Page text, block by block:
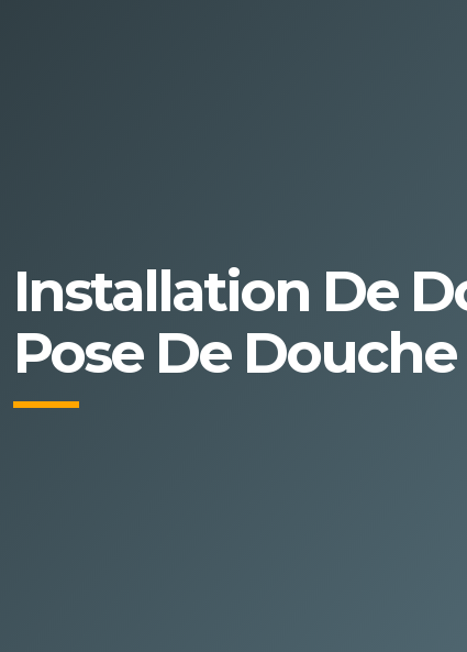
Installation De
Pose De Douche